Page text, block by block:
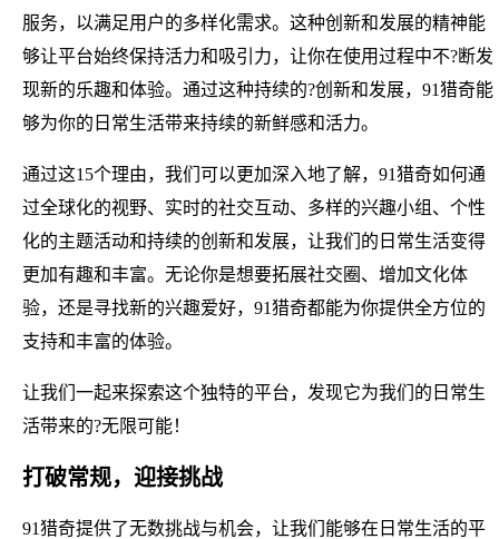
服务，以满足用户的多样化需求。这种创新和发展的精神能
够让平台始终保持活力和吸引力，让你在使用过程中不?断发
现新的乐趣和体验。通过这种持续的?创新和发展，91猎奇能
够为你的日常生活带来持续的新鲜感和活力。
通过这15个理由，我们可以更加深入地了解，91猎奇如何通
过全球化的视野、实时的社交互动、多样的兴趣小组、个性
化的主题活动和持续的创新和发展，让我们的日常生活变得
更加有趣和丰富。无论你是想要拓展社交圈、增加文化体
验，还是寻找新的兴趣爱好，91猎奇都能为你提供全方位的
支持和丰富的体验。
让我们一起来探索这个独特的平台，发现它为我们的日常生
活带来的?无限可能！
打破常规，迎接挑战
91猎奇提供了无数挑战与机会，让我们能够在日常生活的平